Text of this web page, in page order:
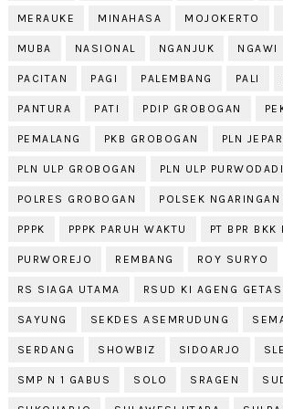
MERAUKE MINAHASA MOJOKERTO
MUBA NASIONAL NGANJUK NGAWI
PACITAN PAGI PALEMBANG PALI
PANTURA PATI PDIP GROBOGAN
PEMALANG PKB GROBOGAN PLN
PLN ULP GROBOGAN PLN ULP PURWODADI
POLRES GROBOGAN POLSEK NGARINGAN
PPPK PPPK PARUH WAKTU PT BPR BKK
PURWOREJO REMBANG ROY SURYO
RS SIAGA UTAMA RSUD KI AGENG
SAYUNG SEKDES ASEMRUDUNG
SERDANG SHOWBIZ SIDOARJO
SMP N 1 GABUS SOLO SRAGEN